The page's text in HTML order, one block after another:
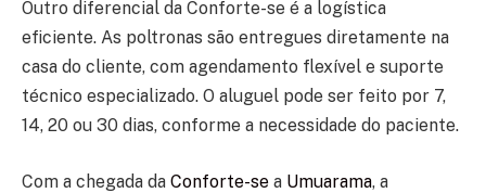
Outro diferencial da Conforte-se é a logística
eficiente. As poltronas são entregues diretamente na
casa do cliente, com agendamento flexível e suporte
técnico especializado. O aluguel pode ser feito por 7,
14, 20 ou 30 dias, conforme a necessidade do paciente.
Com a chegada da Conforte-se a Umuarama, a